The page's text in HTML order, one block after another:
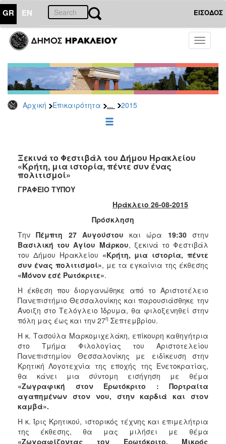
GR EN ΕΙΣΟΔΟΣ
Toggle
Αρχική Επικαιρότητα ... 2015
ΕΠΙΚΑΙΡΟΤΗΤΑ
Τύπου
Αρχείο
2026
2025
2022
2021
2020
2017
2016
2015
2013
2012
2011
2010
2006
ΔΗΜΟΤΗΣ
ΕΠΙΣΚΕΠΤΗΣ
ΗΡΑΚΛΕΙΟ
Ξεκινά το Φεστιβάλ του Δήμου Ηρακλείου
«Κρήτη, μια ιστορία, πέντε συν ένας
πολιτισμοί»
ΓΡΑΦΕΙΟ ΤΥΠΟΥ
Ηράκλειο 26-08-2015
Πρόσκληση
ΤηνΠέμπτη 27 Αυγούστου και ώρα 19:30στην
Βασιλική του Αγίου Μάρκου, ξεκινά το Φεστιβάλ
του Δήμου Ηρακλείου «Κρήτη, μια ιστορία, πέντε
συν ένας πολιτισμοί», με τα εγκαίνια της έκθεσης
«Μόνον εσέ Ρωτόκριτε».
Η έκθεση που διοργανώθηκε από το Αριστοτέλειο
Πανεπιστήμιο Θεσσαλονίκης και παρουσιάσθηκε την
Άνοιξη στο Τελόγλειο Ίδρυμα, θα φιλοξενηθεί στην
πόλη μας έως και την 27η Σεπτεμβρίου.
Η κ. Τασούλα Μαρκομιχελάκη, επίκουρη καθηγήτρια
στο Τμήμα Φιλολογίας του Αριστοτελείου
Πανεπιστημίου Θεσσαλονίκης με ειδίκευση στην
Κρητική Λογοτεχνία της εποχής της Ενετοκρατίας,
θα κάνει μια σύντομη εισήγηση με θέμα
«Ζωγραφική στον Ερωτόκριτο : Πορτραίτα
αγαπημένων στον νου, στην καρδιά και στον
καμβά».
Η κ. Ίρις Κρητικού, ιστορικός τέχνης και επιμελήτρια
της έκθεσης, θα μας μιλήσει με θέμα
«Ζωγραφίζοντας τον Ερωτόκριτο. Μικρός